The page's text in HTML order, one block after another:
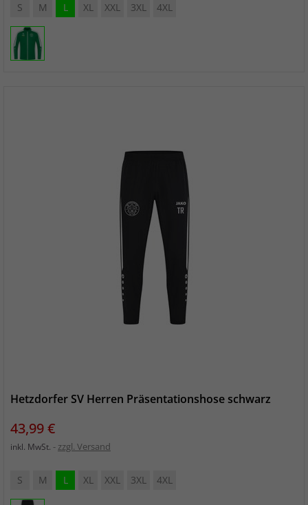
S M L XL XXL 3XL 4XL
Hetzdorfer SV Herren Präsentationshose schwarz
Preis
43,99 €
inkl. MwSt. zzgl. Versand
S M L XL XXL 3XL 4XL